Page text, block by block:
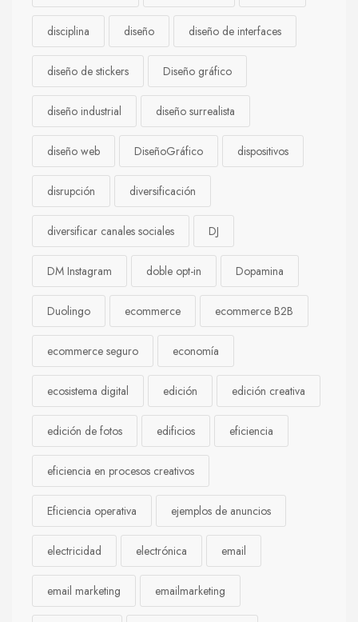
disciplina diseño diseño de interfaces
diseño de stickers Diseño gráfico
diseño industrial diseño surrealista
diseño web DiseñoGráfico dispositivos
disrupción diversificación
diversificar canales sociales DJ
DM Instagram doble opt-in Dopamina
Duolingo ecommerce ecommerce B2B
ecommerce seguro economía
ecosistema digital edición edición creativa
edición de fotos edificios eficiencia
eficiencia en procesos creativos
Eficiencia operativa ejemplos de anuncios
electricidad electrónica email
email marketing emailmarketing